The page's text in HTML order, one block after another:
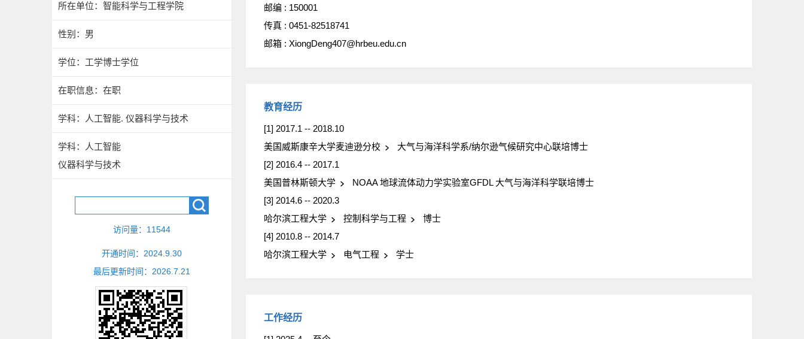
所在单位：智能科学与工程学院
性别：男
学位：工学博士学位
在职信息：在职
学科：人工智能. 仪器科学与技术
学科：人工智能
仪器科学与技术
访问量： 11544
开通时间： 2024 9 30
最后更新时间： 2026 7 21
邮编 : 150001
传真 : 0451-82518741
邮箱 : XiongDeng407@hrbeu.edu.cn
教育经历
[1] 2017.1 -- 2018.10
美国威斯康辛大学麦迪逊分校
大气与海洋科学系/纳尔逊气候研究中心联培博士
[2] 2016.4 -- 2017.1
美国普林斯顿大学
NOAA 地球流体动力学实验室GFDL 大气与海洋科学联培博士
[3] 2014.6 -- 2020.3
哈尔滨工程大学
控制科学与工程
博士
[4] 2010.8 -- 2014.7
哈尔滨工程大学
电气工程 学士
工作经历